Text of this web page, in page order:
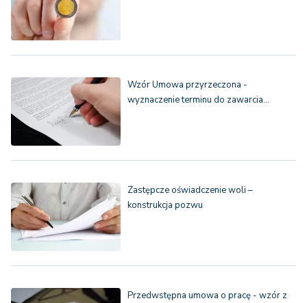
Wzór Umowa przyrzeczona -
wyznaczenie terminu do zawarcia…
Zastępcze oświadczenie woli –
konstrukcja pozwu
Przedwstępna umowa o pracę - wzór z